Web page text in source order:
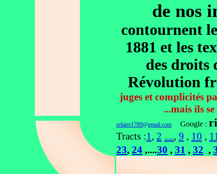
de nos
contournent
1881 et les
des droits
Révolution
juges et complicités
...mais ils
refaire1789@gmail.com Google :
Tracts :1, 2 ...., 9 , 10 ,
23, 24 ,....30 , 31 , 32 ,